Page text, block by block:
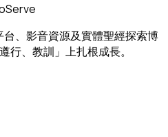
、影音資源及實體聖經探索博
行、教訓」上扎根成長。